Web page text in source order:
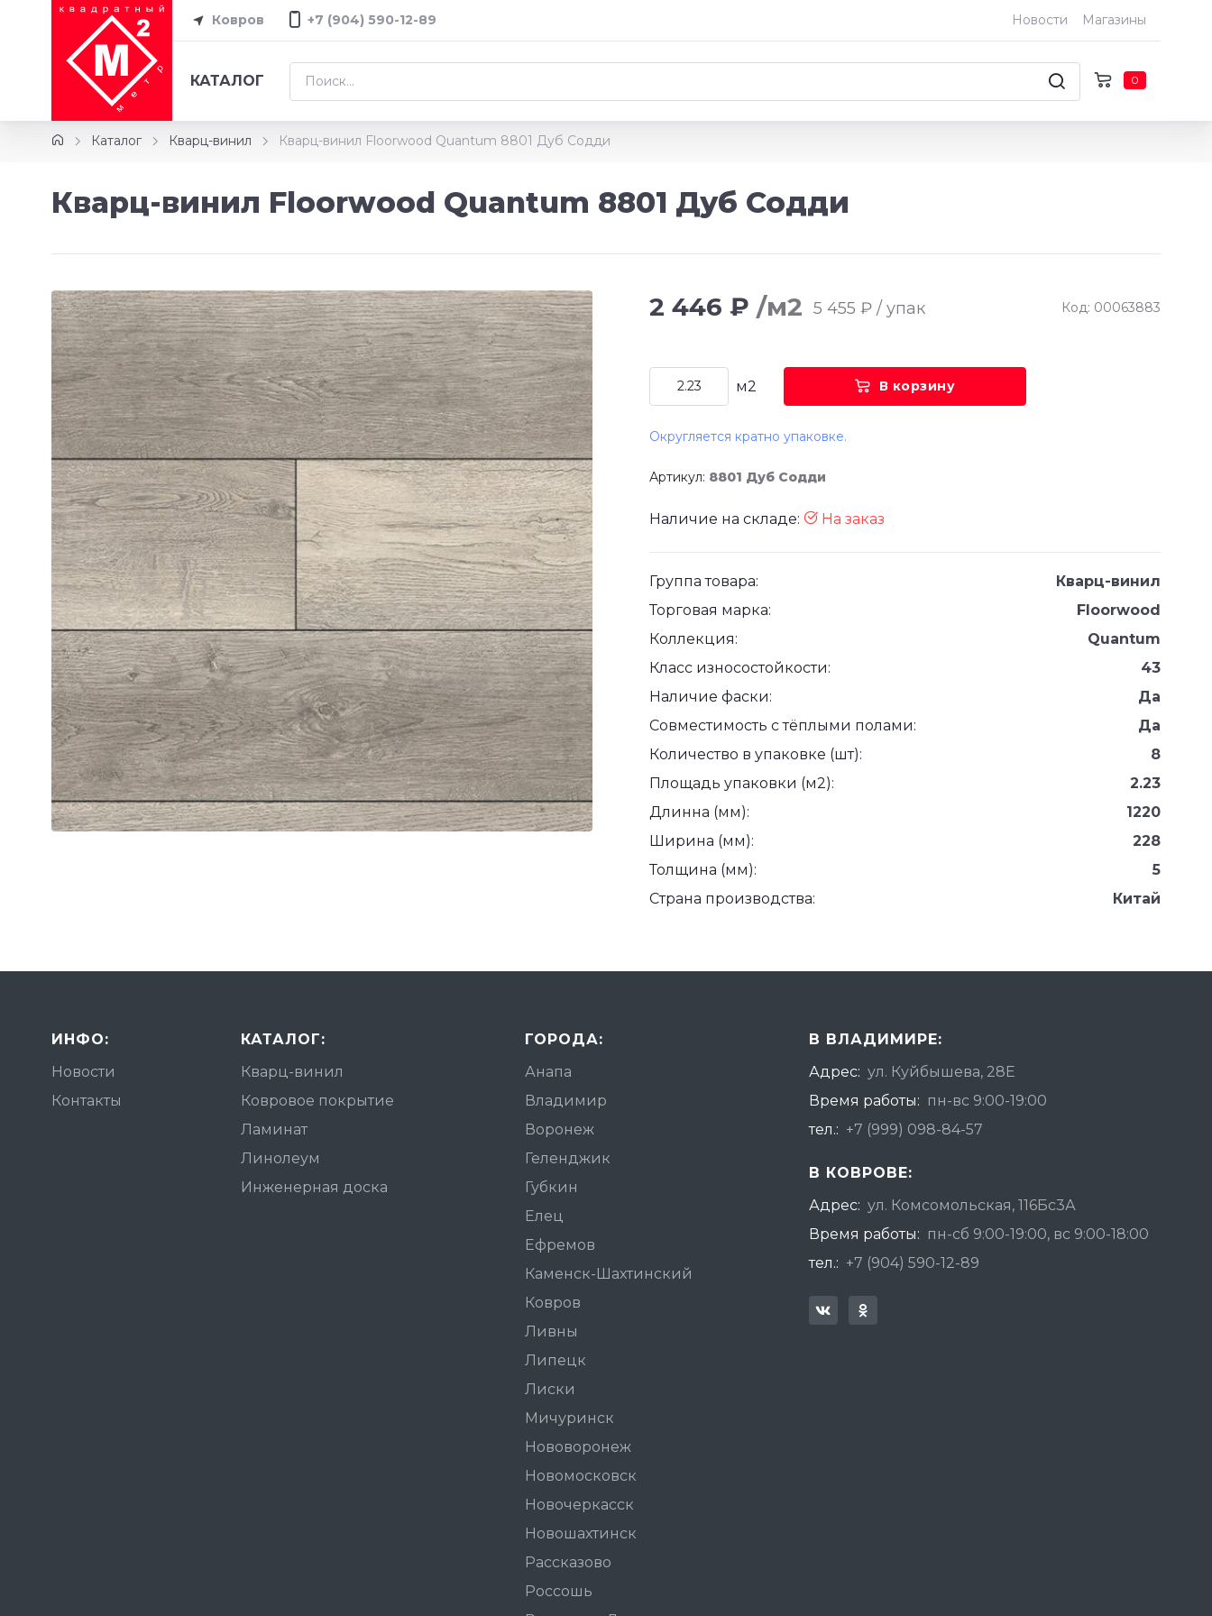
Ковров +7 (904) 590-12-89 Новости Магазины
КАТАЛОГ 0
Каталог Кварц-винил Кварц-винил Floorwood Quantum 8801 Дуб Содди
Кварц-винил Floorwood Quantum 8801 Дуб Содди
2 446 ₽ /м2 5 455 ₽ / упак Код: 00063883
м2 В корзину
Округляется кратно упаковке.
Артикул: 8801 Дуб Содди
Наличие на складе: На заказ
Группа товара:
Кварц-винил
Торговая марка:
Floorwood
Коллекция:
Quantum
Класс износостойкости:
43
Наличие фаски:
Да
Совместимость с тёплыми полами:
Да
Количество в упаковке (шт):
8
Площадь упаковки (м2):
2.23
Длинна (мм):
1220
Ширина (мм):
228
Толщина (мм):
5
Страна производства:
Китай
ИНФО:
Новости
Контакты
КАТАЛОГ:
Кварц-винил
Ковровое покрытие
Ламинат
Линолеум
Инженерная доска
ГОРОДА:
Анапа
Владимир
Воронеж
Геленджик
Губкин
Елец
Ефремов
Каменск-Шахтинский
Ковров
Ливны
Липецк
Лиски
Мичуринск
Нововоронеж
Новомосковск
Новочеркасск
Новошахтинск
Рассказово
Россошь
В ВЛАДИМИРЕ:
Адрес: ул. Куйбышева, 28Е
Время работы: пн-вс 9:00-19:00
тел.: +7 (999) 098-84-57
В КОВРОВЕ:
Адрес: ул. Комсомольская, 116Бс3А
Время работы: пн-сб 9:00-19:00, вс 9:00-18:00
тел.: +7 (904) 590-12-89